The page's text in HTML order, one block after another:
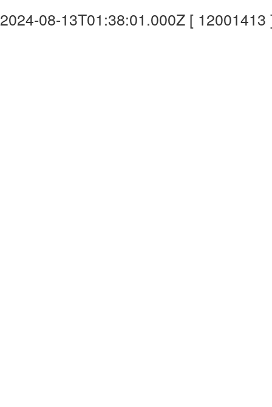
2024-08-13T01:38:01.000Z [ 12001413